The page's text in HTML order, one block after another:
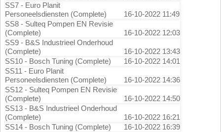
SS7 - Euro Planit
Personeelsdiensten (Complete)
16-10-2022 11:49
SS8 - Sulteq Pompen EN Revisie
(Complete)
16-10-2022 12:03
SS9 - B&S Industrieel Onderhoud
(Complete)
16-10-2022 13:43
SS10 - Bosch Tuning (Complete)
16-10-2022 14:01
SS11 - Euro Planit
Personeelsdiensten (Complete)
16-10-2022 14:36
SS12 - Sulteq Pompen EN Revisie
(Complete)
16-10-2022 14:50
SS13 - B&S Industrieel Onderhoud
(Complete)
16-10-2022 16:21
SS14 - Bosch Tuning (Complete)
16-10-2022 16:39